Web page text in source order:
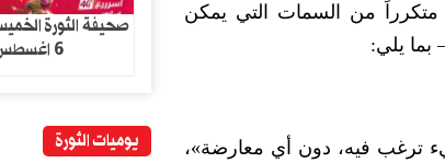
من السمات التي يمكن
يلي:
ترغب فيه، دون أي معارضة»،
6 اغسطس 2026
يوميات الثورة